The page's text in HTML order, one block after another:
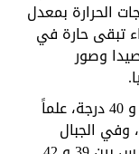
الحرارة بمعدل
الأجواء تبقى حارة في
سجلت 39-43 بين صيدا وصور
ولفت إلى أنه في البقاع ستتراوح بين 37 و 40 درجة، علماً
الخميس 43-45 درجة، وفي الجبال